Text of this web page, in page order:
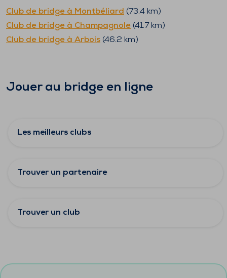
Club de bridge à Montbéliard (73.4 km)
Club de bridge à Champagnole (41.7 km)
Club de bridge à Arbois (46.2 km)
Jouer au bridge en ligne
Les meilleurs clubs
Trouver un partenaire
Trouver un club